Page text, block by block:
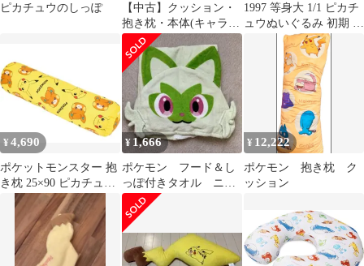
ピカチュウのしっぽ
【中古】クッション・
抱き枕・本体(キャラク
ター) ピカチュウ クッ
ション 「ポケモンわく
わくゲットくじ2010」
くったりピカチュウク
ッション賞
1997 等身大 1/1 ピカチ
ュウぬいぐるみ 初期 初
代 TOMY
¥4,690
ポケットモンスター 抱
き枕 25×90 ピカチュウ
パモ ポケモン クッショ
ン まくら ピロー
¥ 1,666
ポケモン フード＆し
っぽ付きタオル ニャ
オハ FREE
¥ 12,222
ポケモン 抱き枕 ク
ッション